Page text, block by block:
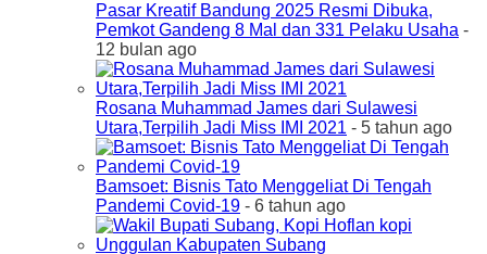
Pasar Kreatif Bandung 2025 Resmi Dibuka,
Pemkot Gandeng 8 Mal dan 331 Pelaku Usaha -
12 bulan ago
Rosana Muhammad James dari Sulawesi
Utara,Terpilih Jadi Miss IMI 2021 - 5 tahun ago
Bamsoet: Bisnis Tato Menggeliat Di Tengah
Pandemi Covid-19 - 6 tahun ago